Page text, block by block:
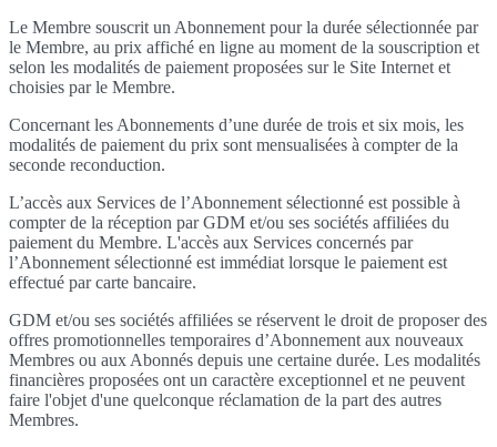
Le Membre souscrit un Abonnement pour la durée sélectionnée par
le Membre, au prix affiché en ligne au moment de la souscription et
selon les modalités de paiement proposées sur le Site Internet et
choisies par le Membre.
Concernant les Abonnements d’une durée de trois et six mois, les
modalités de paiement du prix sont mensualisées à compter de la
seconde reconduction.
L’accès aux Services de l’Abonnement sélectionné est possible à
compter de la réception par GDM et/ou ses sociétés affiliées du
paiement du Membre. L'accès aux Services concernés par
l’Abonnement sélectionné est immédiat lorsque le paiement est
effectué par carte bancaire.
GDM et/ou ses sociétés affiliées se réservent le droit de proposer des
offres promotionnelles temporaires d’Abonnement aux nouveaux
Membres ou aux Abonnés depuis une certaine durée. Les modalités
financières proposées ont un caractère exceptionnel et ne peuvent
faire l'objet d'une quelconque réclamation de la part des autres
Membres.